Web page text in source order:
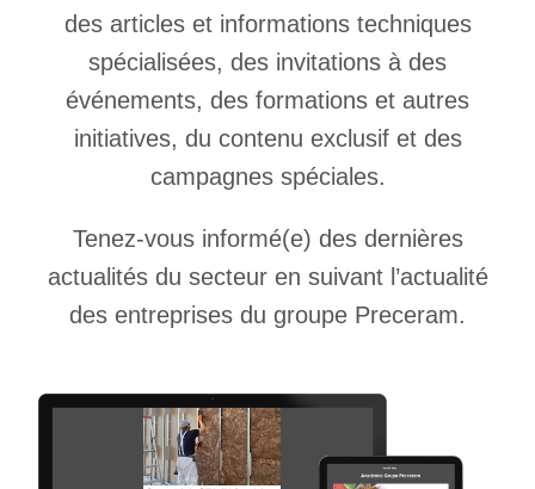
des articles et informations techniques
spécialisées, des invitations à des
événements, des formations et autres
initiatives, du contenu exclusif et des
campagnes spéciales.
Tenez-vous informé(e) des dernières
actualités du secteur en suivant l’actualité
des entreprises du groupe Preceram.